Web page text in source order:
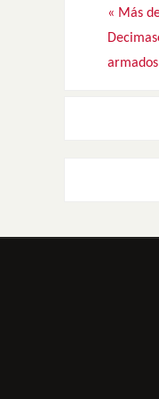
« Más
armados